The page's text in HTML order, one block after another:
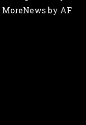
MoreNewsby AF